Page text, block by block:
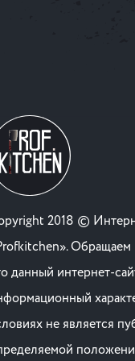
2018 ©
Обращаем
данный интернет-
не является